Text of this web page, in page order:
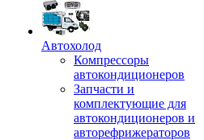
Автохолод
Компрессоры
автокондиционеров
Запчасти и
комплектующие для
автокондиционеров и
авторефрижераторов